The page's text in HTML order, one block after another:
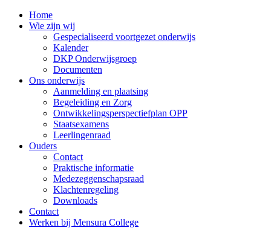
Home
Wie zijn wij
Gespecialiseerd voortgezet onderwijs
Kalender
DKP Onderwijsgroep
Documenten
Ons onderwijs
Aanmelding en plaatsing
Begeleiding en Zorg
Ontwikkelingsperspectiefplan OPP
Staatsexamens
Leerlingenraad
Ouders
Contact
Praktische informatie
Medezeggenschapsraad
Klachtenregeling
Downloads
Contact
Werken bij Mensura College